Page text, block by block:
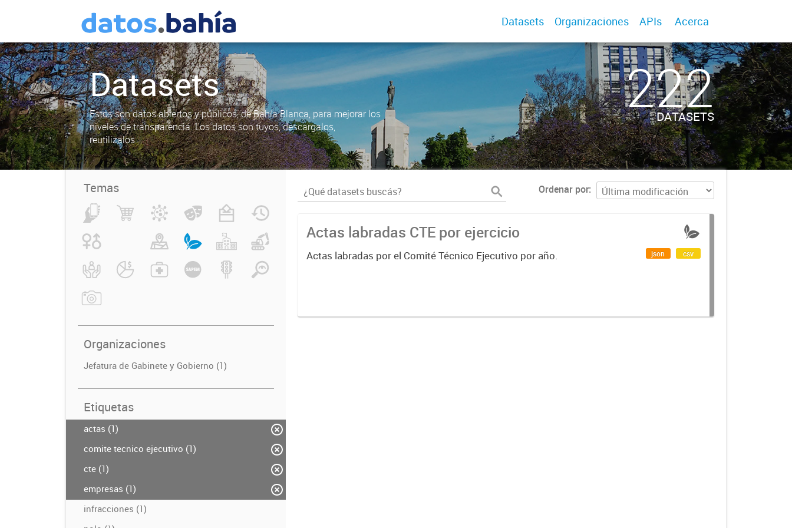
Datasets Organizaciones APIs Acerca
Datasets
Estos son datos abiertos y públicos, de Bahía Blanca, para mejorar los
niveles de transparencia. Los datos son tuyos, descargalos,
reutilizalos.
222
DATASETS
Temas
Organizaciones
Jefatura de Gabinete y Gobierno (1)
Etiquetas
actas (1)
comite tecnico ejecutivo (1)
cte (1)
empresas (1)
infracciones (1)
Ordenar por
Actas labradas CTE por ejercicio
Actas labradas por el Comité Técnico Ejecutivo por año. json csv